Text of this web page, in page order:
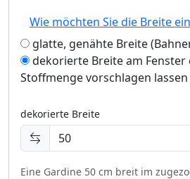
Wie möchten Sie die Breite
glatte, genähte Breite
dekorierte Breite am Fenster
Stoffmenge vorschlagen lassen
dekorierte Breite
Eine Gardine 50 cm breit im